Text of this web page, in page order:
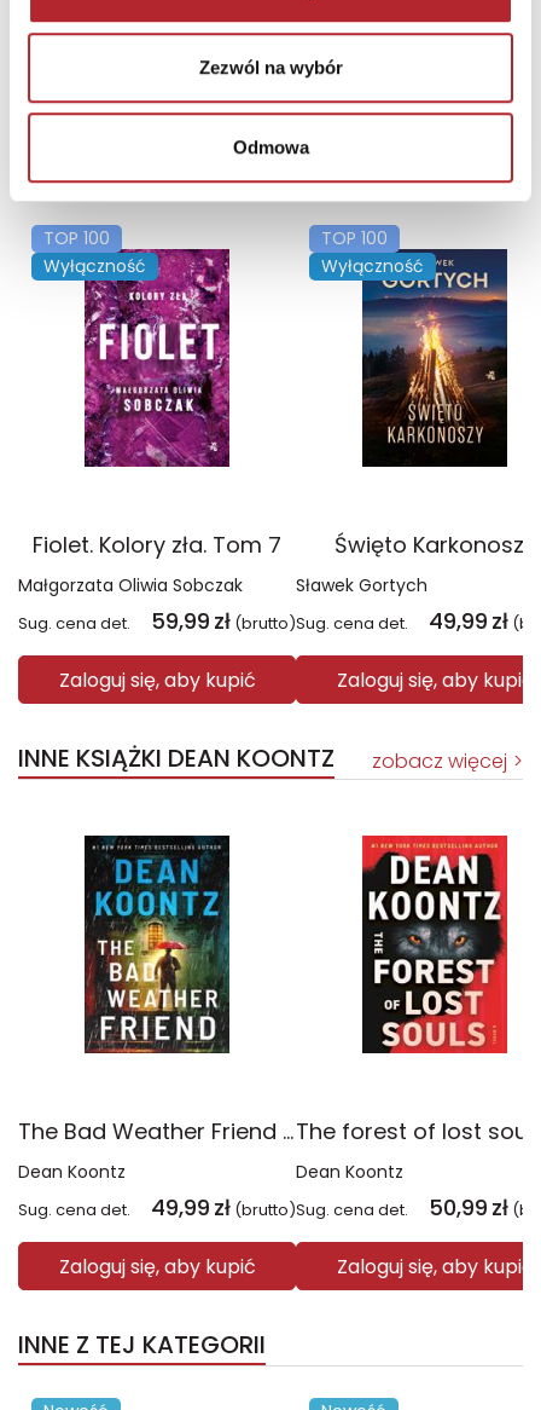
Zezwól na wybór
Odmowa
Sug. cena det. 64,90zł(brutto)
NAJCZĘŚCIEJ KUPOWANE zobacz więcej
TOP 100
Wyłączność
Fiolet. Kolory zła. Tom 7
Małgorzata Oliwia Sobczak
Sug. cena det. 59,99 zł (brutto)
Zaloguj się, aby kupić
TOP 100
Wyłączność
Święto Karkonoszy
Sławek Gortych
Sug. cena det. 49,99 zł
Zaloguj się, aby kupić
INNE KSIĄŻKI DEAN KOONTZ zobacz więcej
The Bad Weather Friend wer. angielska
Dean Koontz
Sug. cena det. 49,99 zł (brutto)
Zaloguj się, aby kupić
Dean Koontz
Sug. cena det. 50,99 zł
Zaloguj się, aby kupić
INNE Z TEJ KATEGORII